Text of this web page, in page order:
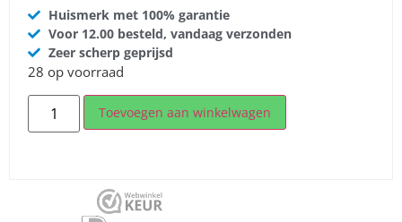
Huismerk met 100% garantie
Voor 12.00 besteld, vandaag verzonden
Zeer scherp geprijsd
28 op voorraad
Toevoegen aan winkelwagen